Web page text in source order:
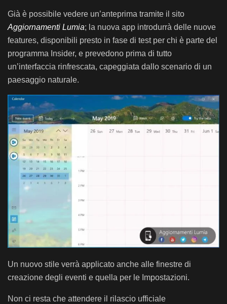
Già è possibile vedere un’anteprima tramite il sito
Aggiornamenti Lumia; la nuova app introdurrà delle nuove
features, disponibili presto in fase di test per chi è parte del
programma Insider, e prevedono prima di tutto
un’interfaccia rinfrescata, capeggiata dallo scenario di un
paesaggio naturale.
Un nuovo stile verrà applicato anche alle finestre di
creazione degli eventi e quella per le Impostazioni.
Non ci resta che attendere il rilascio ufficiale